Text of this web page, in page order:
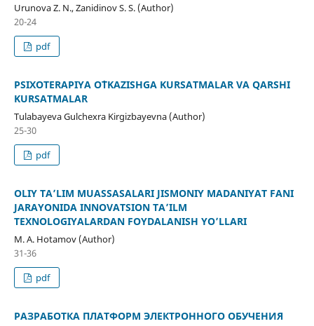
Urunova Z. N., Zanidinov S. S. (Author)
20-24
pdf
PSIXOTERAPIYA O`TKAZISHGA KURSATMALAR VA QARSHI
KURSATMALAR
Tulabayeva Gulchexra Kirgizbayevna (Author)
25-30
pdf
OLIY TA’LIM MUASSASALARI JISMONIY MADANIYAT FANI
JARAYONIDA INNOVATSION TA’ILM
TEXNOLOGIYALARDAN FOYDALANISH YO’LLARI
M. A. Hotamov (Author)
31-36
pdf
РАЗРАБОТКА ПЛАТФОРМ ЭЛЕКТРОННОГО ОБУЧЕНИЯ